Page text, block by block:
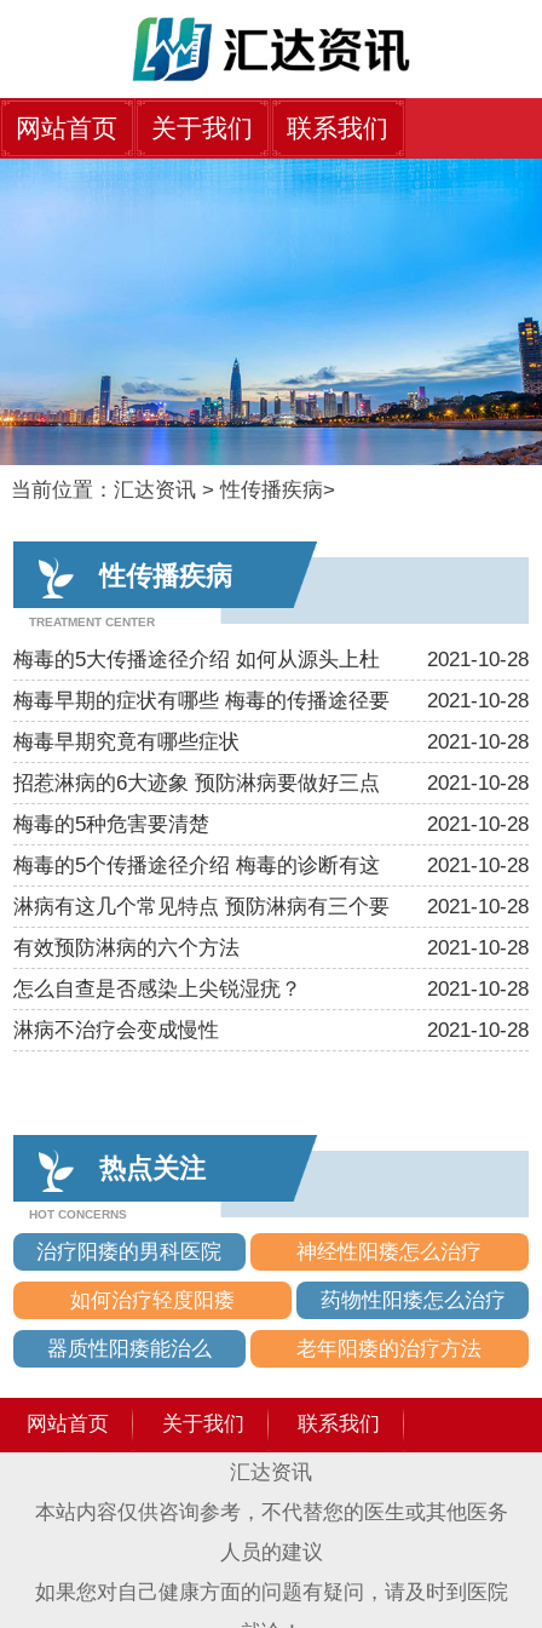
网站首页 关于我们 联系我们
当前位置： 汇达资讯>性传播疾病>
性传播疾病
TREATMENT CENTER
梅毒的5大传播途径介绍 如何从源头上杜
2021-10-28
梅毒早期的症状有哪些 梅毒的传播途径要
2021-10-28
梅毒早期究竟有哪些症状
2021-10-28
招惹淋病的6大迹象 预防淋病要做好三点
2021-10-28
梅毒的5种危害要清楚
2021-10-28
梅毒的5个传播途径介绍 梅毒的诊断有这
2021-10-28
淋病有这几个常见特点 预防淋病有三个要
2021-10-28
有效预防淋病的六个方法
2021-10-28
怎么自查是否感染上尖锐湿疣？
2021-10-28
淋病不治疗会变成慢性
2021-10-28
热点关注
HOT CONCERNS
治疗阳痿的男科医院 神经性阳痿怎么治疗
如何治疗轻度阳痿 药物性阳痿怎么治疗
器质性阳痿能治么 老年阳痿的治疗方法
网站首页 关于我们 联系我们
汇达资讯
本站内容仅供咨询参考，不代替您的医生或其他医务
人员的建议
如果您对自己健康方面的问题有疑问，请及时到医院